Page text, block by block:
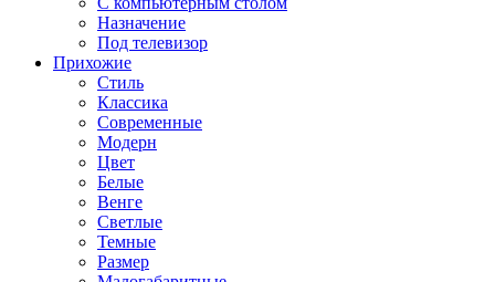
Назначение
Под телевизор
Прихожие
Стиль
Классика
Современные
Модерн
Цвет
Белые
Венге
Светлые
Темные
Размер